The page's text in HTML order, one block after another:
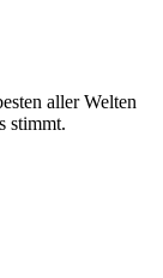
aller Welten
stimmt.